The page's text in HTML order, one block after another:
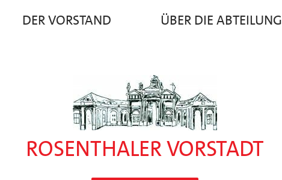
DER VORSTAND ÜBER DIE ABTEILUNG
ROSENTHALER VORSTADT